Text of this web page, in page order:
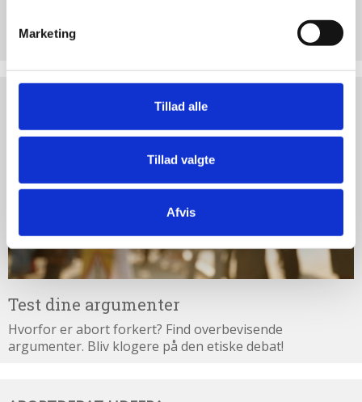
Marketing
Tillad alle
Tillad valgte
Afvis
Hjertelig tak for ethvert bidrag til Retten til Liv
argumenter
Test dine argumenter
Hvorfor er abort forkert? Find overbevisende
argumenter. Bliv klogere på den etiske debat!